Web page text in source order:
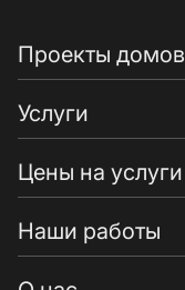
Проекты домов
Услуги
Цены на услуги
Наши работы